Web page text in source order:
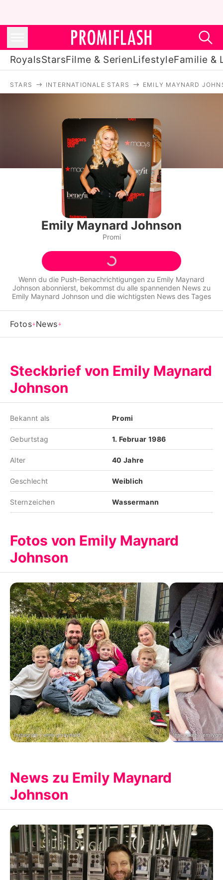
RoyalsStarsFilme & SerienLifestyleFamilie &
Filme & Serien
Lifestyle
Familie & Liebe
Promiflash Exklusiv
Alle Themen auf Promiflash
Jobs
App runterladen
Team
Impressum
Nutzungsbedingungen
Utiq verwalten
STARS INTERNATIONALE STARS EMILY MAYNARD
Emily Maynard Johnson
Promi
Wenn du die Push-Benachrichtigungen zu Emily Maynard
Johnson abonnierst, bekommst du alle spannenden News zu
Emily Maynard Johnson und die wichtigsten News des Tages
Fotos News
Steckbrief von Emily Maynard
Johnson
Bekannt als Promi
Geburtstag 1. Februar 1986
Alter 40 Jahre
Geschlecht Weiblich
Sternzeichen Wassermann
Fotos von Emily Maynard
Johnson
Instagram / emilygmaynard Instagram /
News zu Emily Maynard
Johnson